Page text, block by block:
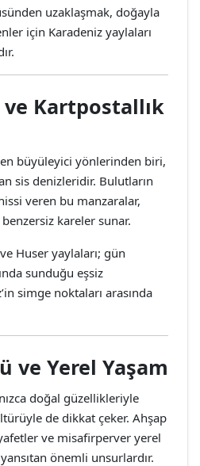
uzaklaşmak, doğayla
için Karadeniz yaylaları
Kartpostallık
en büyüleyici yönlerinden biri,
sis denizleridir. Bulutların
veren bu manzaralar,
kareler sunar.
Huser yaylaları; gün
sunduğu eşsiz
simge noktaları arasında
ve Yerel Yaşam
doğal güzellikleriyle
de dikkat çeker. Ahşap
ve misafirperver yerel
önemli unsurlardır.